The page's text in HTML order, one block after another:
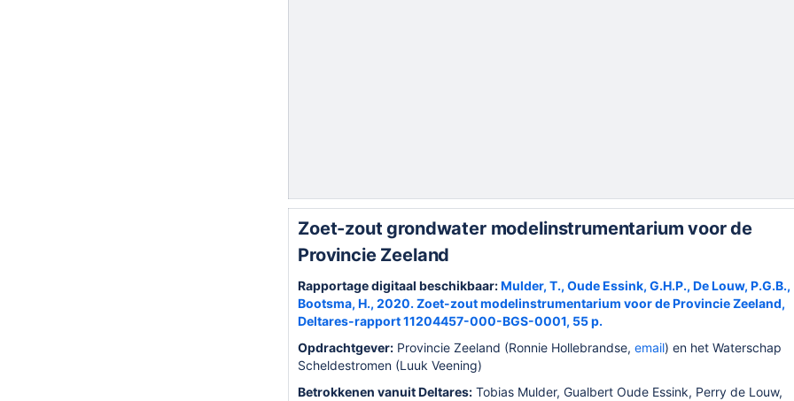
Zoet-zout grondwater modelinstrumentarium voor de
Provincie Zeeland
Rapportage digitaal beschikbaar:Mulder, T., Oude Essink, G.H.P., De Louw, P.G.B.,
Bootsma, H., 2020. Zoet-zout modelinstrumentarium voor de Provincie Zeeland,
Deltares-rapport 11204457-000-BGS-0001, 55 p.
Opdrachtgever: Provincie Zeeland (Ronnie Hollebrandse, email) en het Waterschap
Scheldestromen (Luuk Veening)
Betrokkenen vanuit Deltares: Tobias Mulder, Gualbert Oude Essink, Perry de Louw,